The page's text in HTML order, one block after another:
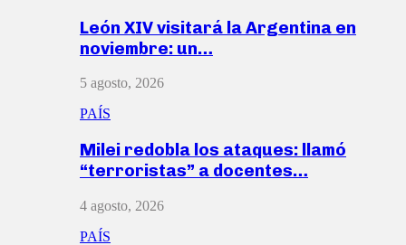
León XIV visitará la Argentina en
noviembre: un…
5 agosto, 2026
PAÍS
Milei redobla los ataques: llamó
“terroristas” a docentes…
4 agosto, 2026
PAÍS